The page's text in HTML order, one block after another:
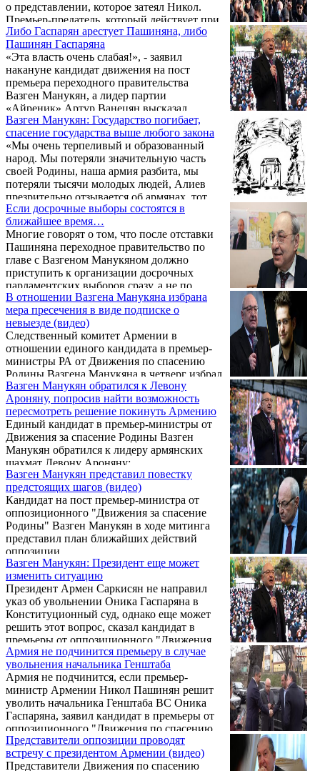
УК РА (публичные призывы к
насильственному захвату власти,
нарушению территориальной целостности
или насильственному изменению
конституционного строя ...
о представлении, которое затеял Никол.
Премьер-предатель, который действует при
поддержке Алиева и Эрдогана, может в
любой момент устроить кровопролитие в
центре столицы. Такой спектакль пройдет
на ура - Николу будут долго аплодировать
"Серые волки". Помните три профиля,
которые были популярны в годы СССР:
Маркс, Энгельс, Ленин. Сегодня его можно
заменить профилями Эрдогана, ...
Либо Гаспарян арестует Пашиняна, либо
Пашинян Гаспаряна
«Эта власть очень слабая!», - заявил
накануне кандидат движения на пост
премьера переходного правительства
Вазген Манукян, а лидер партии
«Айреник» Артур Ванецян высказал
мнение, что давление со стороны народа
вынудит Пашиняна к отставке. Вопрос,
когда это произойдет? Движение вернулось
на проспект Маршала Баграмяна, который
по-прежнему остается закрытым.
Участники акции, расходясь, спорили о том,
как поведет себя премьер в вопросе
начальника Генштаба и согласится ли
Гаспарян подать в отставку под ...
Вазген Манукян: Государство погибает,
спасение государства выше любого закона
«Мы очень терпеливый и образованный
народ. Мы потеряли значительную часть
своей Родины, наша армия разбита, мы
потеряли тысячи молодых людей, Алиев
презрительно отзывается об армянах, тот
напуганный Алиев, который пикнуть не
смел. Мы - проигнорированные люди». Как
сообщает Panorama.am, об этом заявил
кандидат на пост премьер-министра
Движения за спасение Родины Вазген
Манукян во время митинга на проспекте
Баграмяна.
Если досрочные выборы состоятся в
ближайшее время…
Многие говорят о том, что после отставки
Пашиняна переходное правительство по
главе с Вазгеном Манукяном должно
приступить к организации досрочных
парламентских выборов сразу, а не по
прошествии года. А вот новое
избирательное законодательство, по
которому должны состояться досрочные
выборы, примет нынешний парламент. Это
произойдет в самое ближайшее время, если,
конечно, объединенная оппозиция решит
принять участие в досрочных выборах,
которые состоятся в обход отставки
премьера.
В отношении Вазгена Манукяна избрана
мера пресечения в виде подписке о
невыезде (видео)
Следственный комитет Армении в
отношении единого кандидата в премьер-
министры РА от Движения по спасению
Родины Вазгена Манукяна в четверг избрал
в качестве меры пресечения подписку о
невыезде. Как сообщает Panorama.am, об
этом говорится в заявлении ведомства.
Вазген Манукян обратился к Левону
Ароняну, попросив найти возможность
пересмотреть решение покинуть Армению
Единый кандидат в премьер-министры от
Движения за спасение Родины Вазген
Манукян обратился к лидеру армянских
шахмат Левону Ароняну:
Вазген Манукян представил повестку
предстоящих шагов (видео)
Кандидат на пост премьер-министра от
оппозиционного "Движения за спасение
Родины" Вазген Манукян в ходе митинга
представил план ближайших действий
оппозиции.
Вазген Манукян: Президент еще может
изменить ситуацию
Президент Армен Саркисян не направил
указ об увольнении Оника Гаспаряна в
Конституционный суд, однако еще может
решить этот вопрос, сказал кандидат в
премьеры от оппозиционного "Движения
по спасению Родины" Вазген Манукян.
Армия не подчинится премьеру в случае
увольнения начальника Генштаба
Армия не подчинится, если премьер-
министр Армении Никол Пашинян решит
уволить начальника Генштаба ВС Оника
Гаспаряна, заявил кандидат в премьеры от
оппозиционного "Движения по спасению
Родины" Вазген Манукян.
Представители оппозиции проводят
встречу с президентом Армении (видео)
Представители Движения по спасению